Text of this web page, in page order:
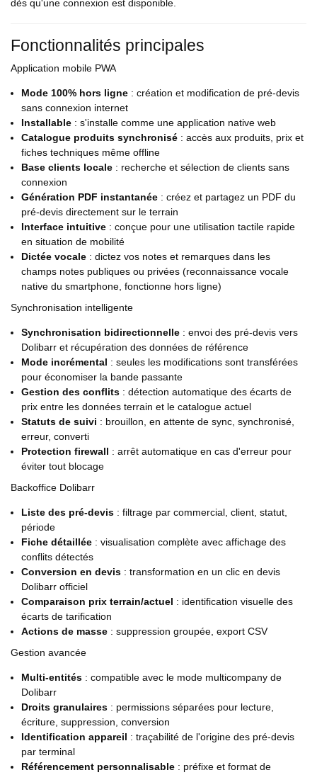
dès qu'une connexion est disponible.
Fonctionnalités principales
Application mobile PWA
Mode 100% hors ligne : création et modification de pré-devis
sans connexion internet
Installable : s'installe comme une application native web
Catalogue produits synchronisé : accès aux produits, prix et
fiches techniques même offline
Base clients locale : recherche et sélection de clients sans
connexion
Génération PDF instantanée : créez et partagez un PDF du
pré-devis directement sur le terrain
Interface intuitive : conçue pour une utilisation tactile rapide
en situation de mobilité
Dictée vocale : dictez vos notes et remarques dans les
champs notes publiques ou privées (reconnaissance vocale
native du smartphone, fonctionne hors ligne)
Synchronisation intelligente
Synchronisation bidirectionnelle : envoi des pré-devis vers
Dolibarr et récupération des données de référence
Mode incrémental : seules les modifications sont transférées
pour économiser la bande passante
Gestion des conflits : détection automatique des écarts de
prix entre les données terrain et le catalogue actuel
Statuts de suivi : brouillon, en attente de sync, synchronisé,
erreur, converti
Protection firewall : arrêt automatique en cas d'erreur pour
éviter tout blocage
Backoffice Dolibarr
Liste des pré-devis : filtrage par commercial, client, statut,
période
Fiche détaillée : visualisation complète avec affichage des
conflits détectés
Conversion en devis : transformation en un clic en devis
Dolibarr officiel
Comparaison prix terrain/actuel : identification visuelle des
écarts de tarification
Actions de masse : suppression groupée, export CSV
Gestion avancée
Multi-entités : compatible avec le mode multicompany de
Dolibarr
Droits granulaires : permissions séparées pour lecture,
écriture, suppression, conversion
Identification appareil : traçabilité de l'origine des pré-devis
par terminal
Référencement personnalisable : préfixe et format de